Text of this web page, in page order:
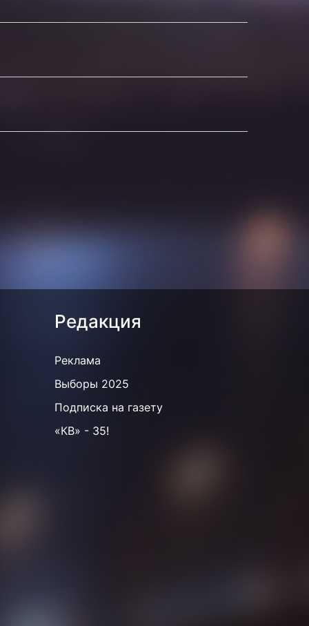
Редакция
Реклама
Выборы 2025
Подписка на газету
«КВ» - 35!